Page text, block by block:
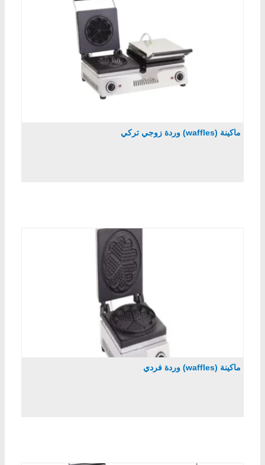
ماكينة (waffles) وردة زوجي تركي
ماكينة (waffles) وردة فردي